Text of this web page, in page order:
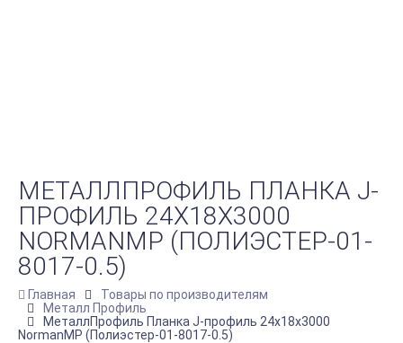
МЕТАЛЛПРОФИЛЬ ПЛАНКА J-
ПРОФИЛЬ 24Х18Х3000
NORMANMP (ПОЛИЭСТЕР-01-
8017-0.5)
Главная
Товары по производителям
Металл Профиль
МеталлПрофиль Планка J-профиль 24х18х3000
NormanMP (Полиэстер-01-8017-0.5)